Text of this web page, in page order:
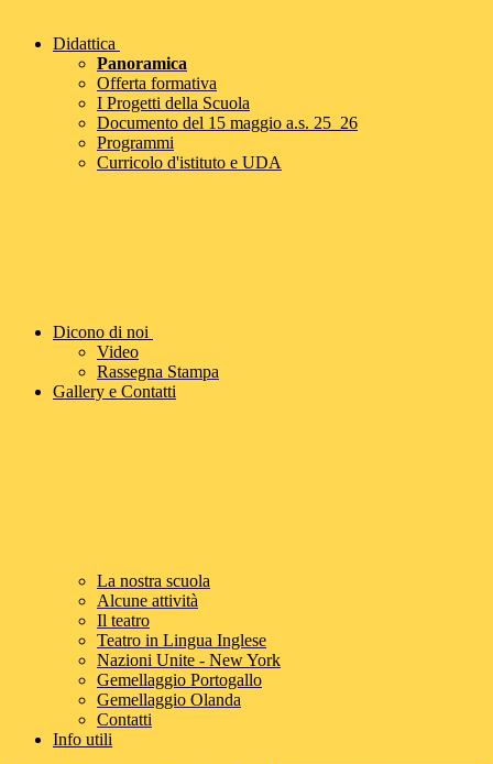
Didattica
Panoramica
Offerta formativa
I Progetti della Scuola
Documento del 15 maggio a.s. 25_26
Programmi
Curricolo d'istituto e UDA
Dicono di noi
Video
Rassegna Stampa
Gallery e Contatti
La nostra scuola
Alcune attività
Il teatro
Teatro in Lingua Inglese
Nazioni Unite - New York
Gemellaggio Portogallo
Gemellaggio Olanda
Contatti
Info utili